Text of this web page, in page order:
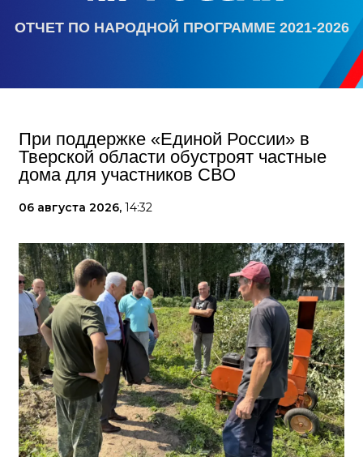
ОТЧЕТ ПО НАРОДНОЙ ПРОГРАММЕ 2021-2026
При поддержке «Единой России» в
Тверской области обустроят частные
дома для участников СВО
06 августа 2026, 14:32